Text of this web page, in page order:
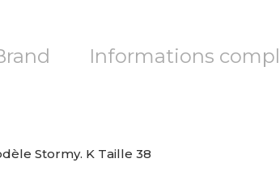
Informations
Stormy. K Taille 38